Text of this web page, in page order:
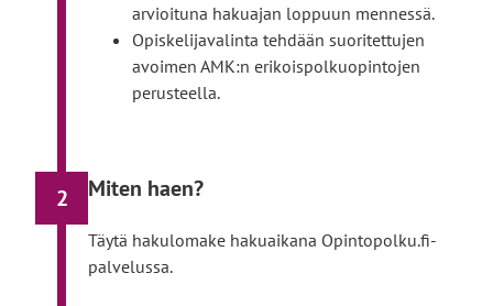
arvioituna hakuajan loppuun mennessä.
Opiskelijavalinta tehdään suoritettujen
avoimen AMK:n erikoispolkuopintojen
perusteella.
2 Miten haen?
Täytä hakulomake hakuaikana Opintopolku.fi-
palvelussa.